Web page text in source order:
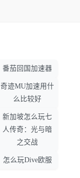
番茄回国加速器
奇迹MU加速用什
么比较好
新加坡怎么玩七
人传奇：光与暗
之交战
怎么玩Dive欧服